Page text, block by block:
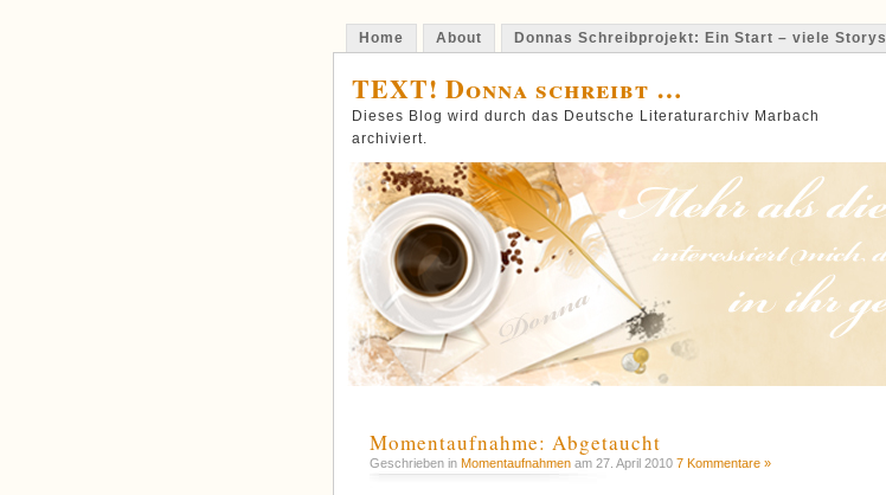
Home About Donnas Schreibprojekt: Ein Start – viele Storys
TEXT! Donna schreibt …
Dieses Blog wird durch das Deutsche Literaturarchiv Marbach
archiviert.
Momentaufnahme: Abgetaucht
Geschrieben in Momentaufnahmen am 27. April 2010 7 Kommentare »